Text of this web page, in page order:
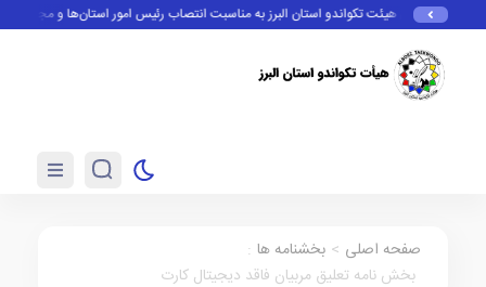
تبریک رئیس هیئت تکواندو استان البرز به مناسبت انتصاب رئیس امور استان‌ها و مجامع
صفحه اصلی > بخشنامه ها :
بخش نامه تعلیق مربیان فاقد دیجیتال کارت